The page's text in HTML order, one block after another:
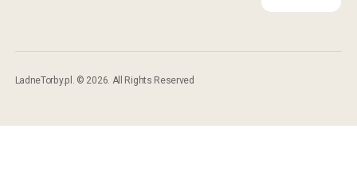
LadneTorby.pl. © 2026. All Rights Reserved